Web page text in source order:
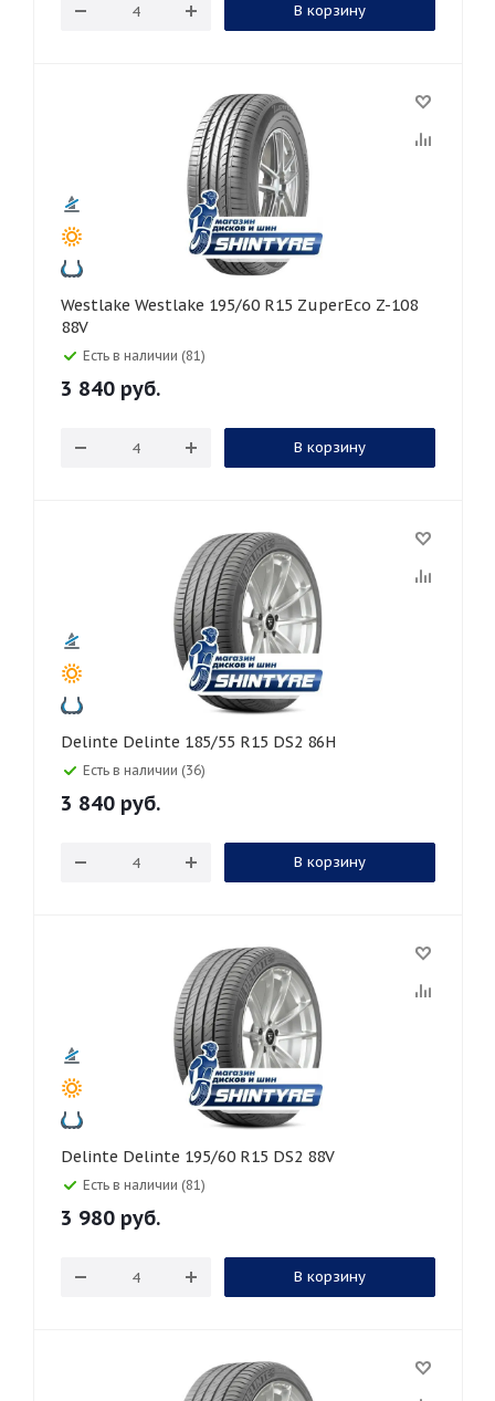
В корзину
Westlake Westlake 195/60 R15 ZuperEco Z-108
88V
Есть в наличии (81)
3 840 руб.
В корзину
Delinte Delinte 185/55 R15 DS2 86H
Есть в наличии (36)
3 840 руб.
В корзину
Delinte Delinte 195/60 R15 DS2 88V
Есть в наличии (81)
3 980 руб.
В корзину